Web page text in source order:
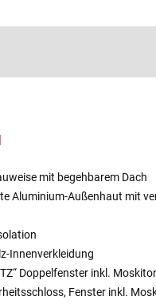
mit begehbarem Dach
Aluminium-Außenhaut mit
Innenverkleidung
Doppelfenster inkl.
Fenster inkl.